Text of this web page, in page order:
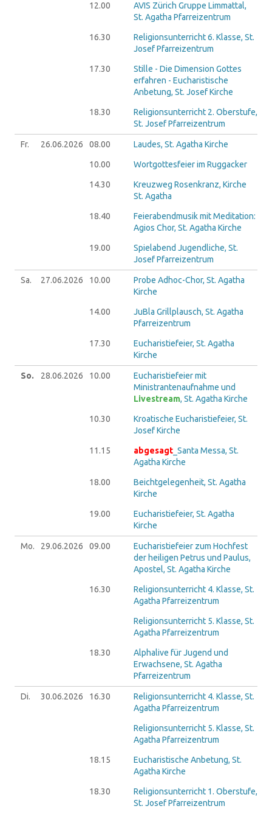
12.00
AVIS Zürich Gruppe Limmattal,
St. Agatha Pfarreizentrum
16.30
Religionsunterricht 6. Klasse, St.
Josef Pfarreizentrum
17.30
Stille - Die Dimension Gottes
erfahren - Eucharistische
Anbetung, St. Josef Kirche
18.30
Religionsunterricht 2. Oberstufe,
St. Josef Pfarreizentrum
Fr. 26.06.2026 08.00 Laudes, St. Agatha Kirche
10.00 Wortgottesfeier im Ruggacker
14.30
Kreuzweg Rosenkranz, Kirche
St. Agatha
18.40
Feierabendmusik mit Meditation:
Agios Chor, St. Agatha Kirche
19.00
Spielabend Jugendliche, St.
Josef Pfarreizentrum
Sa. 27.06.2026 10.00
Probe Adhoc-Chor, St. Agatha
Kirche
14.00
JuBla Grillplausch, St. Agatha
Pfarreizentrum
17.30
Eucharistiefeier, St. Agatha
Kirche
So. 28.06.2026 10.00
Eucharistiefeier mit
Ministrantenaufnahme und
Livestream, St. Agatha Kirche
10.30
Kroatische Eucharistiefeier, St.
Josef Kirche
11.15 abgesagt _Santa Messa, St.
Agatha Kirche
18.00
Beichtgelegenheit, St. Agatha
Kirche
19.00
Eucharistiefeier, St. Agatha
Kirche
Mo. 29.06.2026 09.00
Eucharistiefeier zum Hochfest
der heiligen Petrus und Paulus,
Apostel, St. Agatha Kirche
16.30
Religionsunterricht 4. Klasse, St.
Agatha Pfarreizentrum
Religionsunterricht 5. Klasse, St.
Agatha Pfarreizentrum
18.30
Alphalive für Jugend und
Erwachsene, St. Agatha
Pfarreizentrum
Di. 30.06.2026 16.30
Religionsunterricht 4. Klasse, St.
Agatha Pfarreizentrum
Religionsunterricht 5. Klasse, St.
Agatha Pfarreizentrum
18.15
Eucharistische Anbetung, St.
Agatha Kirche
18.30
Religionsunterricht 1. Oberstufe,
St. Josef Pfarreizentrum